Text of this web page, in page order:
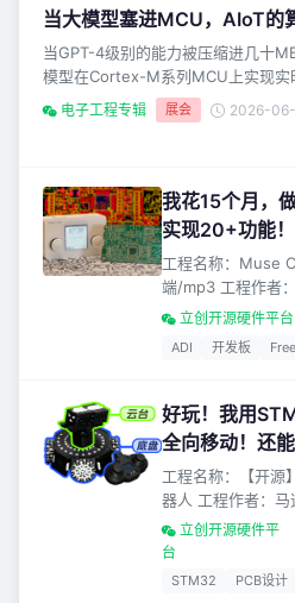
设备另一头是啥接
口、CAN、HDMI
成一个东西：USB
当大模型塞进MCU，AIoT的
当GPT-4级别的能力被压缩进几十
模型在Cortex-M系列MCU上实现
Demo"变成"量产标配"——端侧AI不
硬件工程师必须面对的选型现实
军备竞赛。联发科把端侧智能体能
商正在重新
电子工程专辑 展会 2026-
我花15个月，
实现20+功能！
工程名称：Muse
端/mp3 工程作者
场，看到一个【很
项目。 这，是一
学习板！它有20+功能…… ——
自己的资源整合能
RAM里塞进
个项目，会非常适
立创开源硬件平台
ADI 开发板
好玩！我用
全向移动！还
工程名称：【开
器人 工程作者：马
向移动机器人！
车的8个功能？ 小
现以下功能： 云
立创开源硬件平
台
STM32 PCB设计